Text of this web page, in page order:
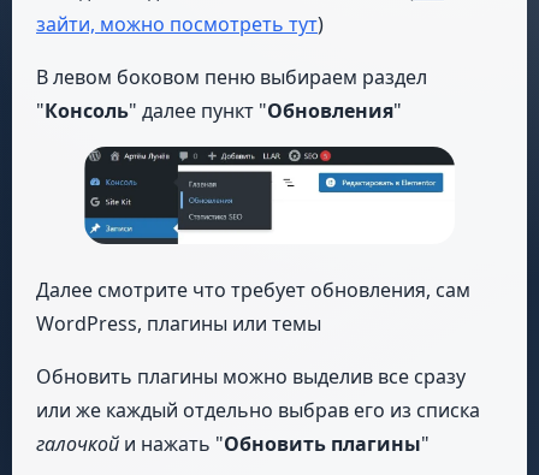
зайти, можно посмотреть тут)
В левом боковом пеню выбираем раздел
"Консоль" далее пункт "Обновления"
Далее смотрите что требует обновления, сам
WordPress, плагины или темы
Обновить плагины можно выделив все сразу
или же каждый отдельно выбрав его из списка
галочкой и нажать "Обновить плагины"